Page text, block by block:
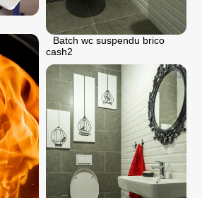
Batch wc suspendu brico
cash2